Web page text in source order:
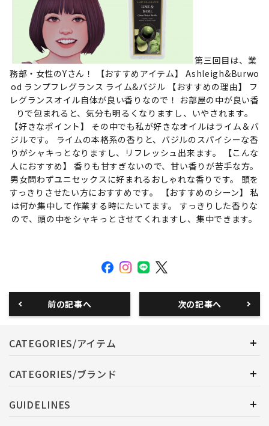
第三回目は、業
務部・女性のYさん！ 【おすすめアイテム】 Ashleigh&Burwo
od ランプフレグランス ライム&バジル 【おすすめの理由】 フ
レグランスオイル自体が良い香りなので！ お部屋の中が良い香
りで包まれると、気分も明るくなりますし、いやされます。
【好きなポイント】 その中でも私が好きなオイルはライム＆バ
ジルです。 ライムの本格系の香りと、バジルのスパイシーな香
りがシャキっとなりますし、リフレッシュ出来ます。 【こんな
人におすすめ】 香りも甘すぎないので、甘い香りが苦手な方。
男女問わずユニセックスに好まれるおしゃれな香りです。 頭を
すっきりさせたい方におすすめです。 【おすすめのシーン】 私
は何か集中して作業する時にたいてます。 すっきりした香りな
ので、頭の中をシャキっとさせてくれますし、集中できます。
前の記事へ 次の記事へ
CATEGORIES/アイテム
CATEGORIES/ブランド
GUIDELINES